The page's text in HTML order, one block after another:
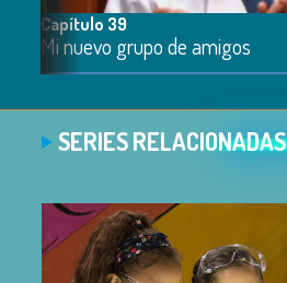
Capítulo 39
Mi nuevo grupo de amigos
SERIES RELACIONADAS